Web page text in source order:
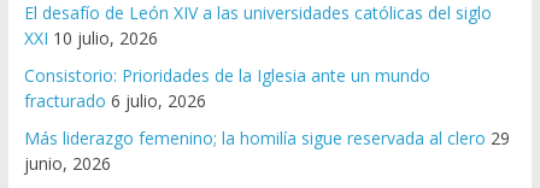
El desafío de León XIV a las universidades católicas del siglo
XXI 10 julio, 2026
Consistorio: Prioridades de la Iglesia ante un mundo
fracturado 6 julio, 2026
Más liderazgo femenino; la homilía sigue reservada al clero 29
junio, 2026